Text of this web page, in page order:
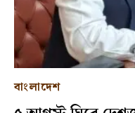
বাংলাদেশ